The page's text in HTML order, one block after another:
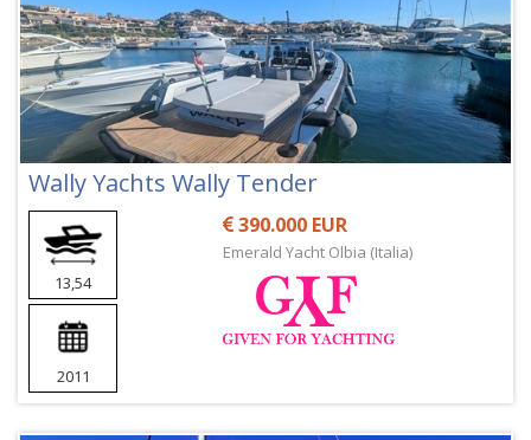
Wally Yachts Wally Tender
13,54
2011
390.000 EUR
Emerald Yacht Olbia (Italia)